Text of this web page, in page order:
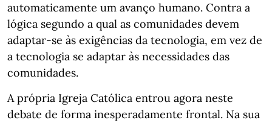
automaticamente um avanço humano. Contra a
lógica segundo a qual as comunidades devem
adaptar-se às exigências da tecnologia, em vez de
a tecnologia se adaptar às necessidades das
comunidades.
A própria Igreja Católica entrou agora neste
debate de forma inesperadamente frontal. Na sua